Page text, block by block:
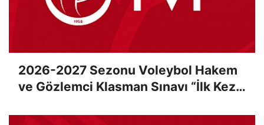
2026-2027 Sezonu Voleybol Hakem
ve Gözlemci Klasman Sınavı “İlk Kez”